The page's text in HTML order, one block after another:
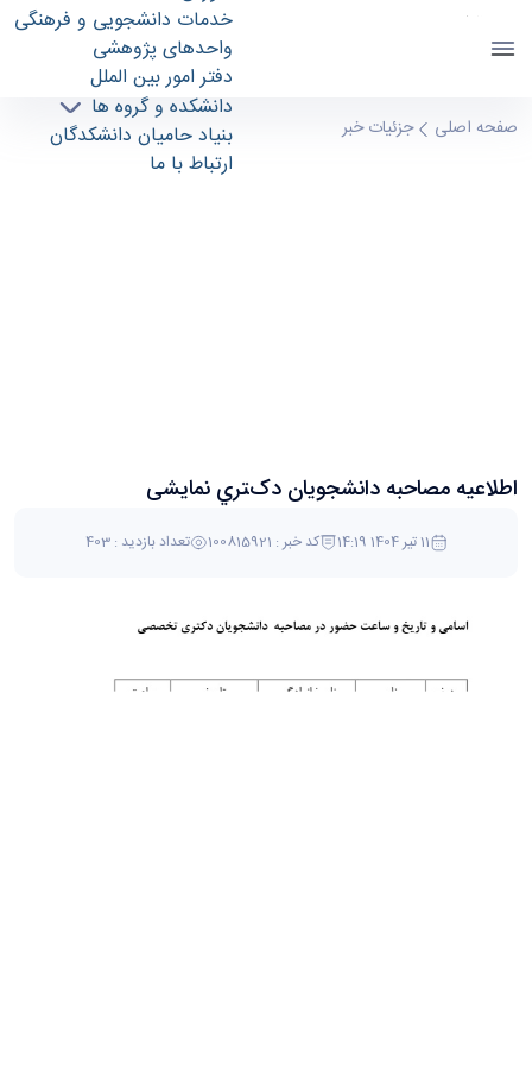
خدمات دانشجویی و فرهنگی
واحدهای پژوهشی
دفتر امور بین الملل
دانشکده و گروه ها
بنیاد حامیان دانشکدگان
ارتباط با ما
اطلاعیه ﻣﺼﺎﺣﺒﻪ داﻧﺸﺠﻮﯾﺎن دکﺘﺮي نمایشی -
صفحه اصلی جزئیات خبر
اطلاعیه ﻣﺼﺎﺣﺒﻪ داﻧﺸﺠﻮﯾﺎن دکﺘﺮي نمایشی
11 تیر 1404 14:19 کد خبر : 100815921 تعداد بازدید : 403